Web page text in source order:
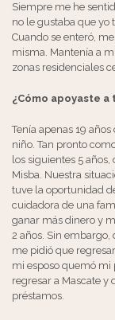
Siempre me he
no le gustaba que yo
Cuando se enteró,
misma. Mantenía a
zonas residenciales
¿Cómo apoyaste a
Tenía apenas 19
niño. Tan pronto
los siguientes 5
Misba. Nuestra
tuve la oportunidad
cuidadora de una
ganar más dinero y
2 años. Sin
me pidió que
mi esposo quemó mi
regresar a Mascate y
préstamos.